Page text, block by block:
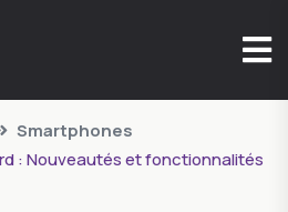
Smartphones
: Nouveautés et fonctionnalités